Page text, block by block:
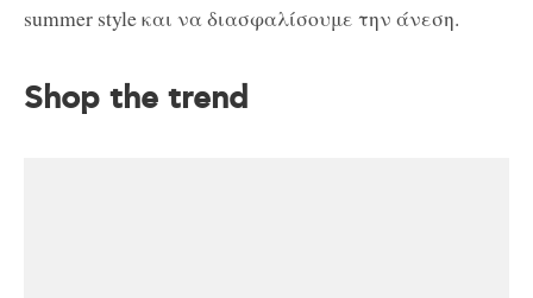
summer style και να διασφαλίσουμε την άνεση.
Shop the trend